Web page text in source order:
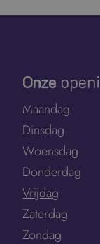
Onze
Maandag
Dinsdag
Woensdag
Donderdag
Vrijdag
Zaterdag
Zondag